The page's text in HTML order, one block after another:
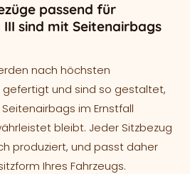
passend für
III sind mit Seitenairbags
nach höchsten
und sind so gestaltet,
im Ernstfall
bleibt. Jeder Sitzbezug
produziert, und passt daher
Ihres Fahrzeugs.